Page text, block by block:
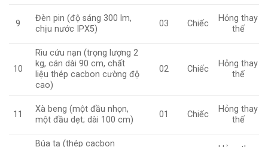
9
Đèn pin (độ sáng 300 lm,
chịu nước IPX5)
03 Chiếc
Hỏng thay
thế
10
Rìu cứu nạn (trọng lượng 2
kg, cán dài 90 cm, chất
liệu thép cacbon cường độ
cao)
02 Chiếc
Hỏng thay
thế
11
Xà beng (một đầu nhọn,
một đầu dẹt; dài 100 cm)
01 Chiếc
Hỏng thay
thế
Búa tạ (thép cacbon